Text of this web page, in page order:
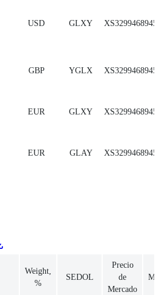
USD GLXY XS3299468945
GBP YGLX XS3299468945
EUR GLXY XS3299468945
EUR GLAY XS3299468945
Weight,
%
SEDOL
Precio
de
Mercado